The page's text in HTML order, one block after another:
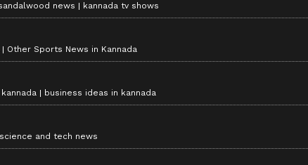
news kannada tv shows
Other Sports News in Kannada
business ideas in kannada
science and tech news